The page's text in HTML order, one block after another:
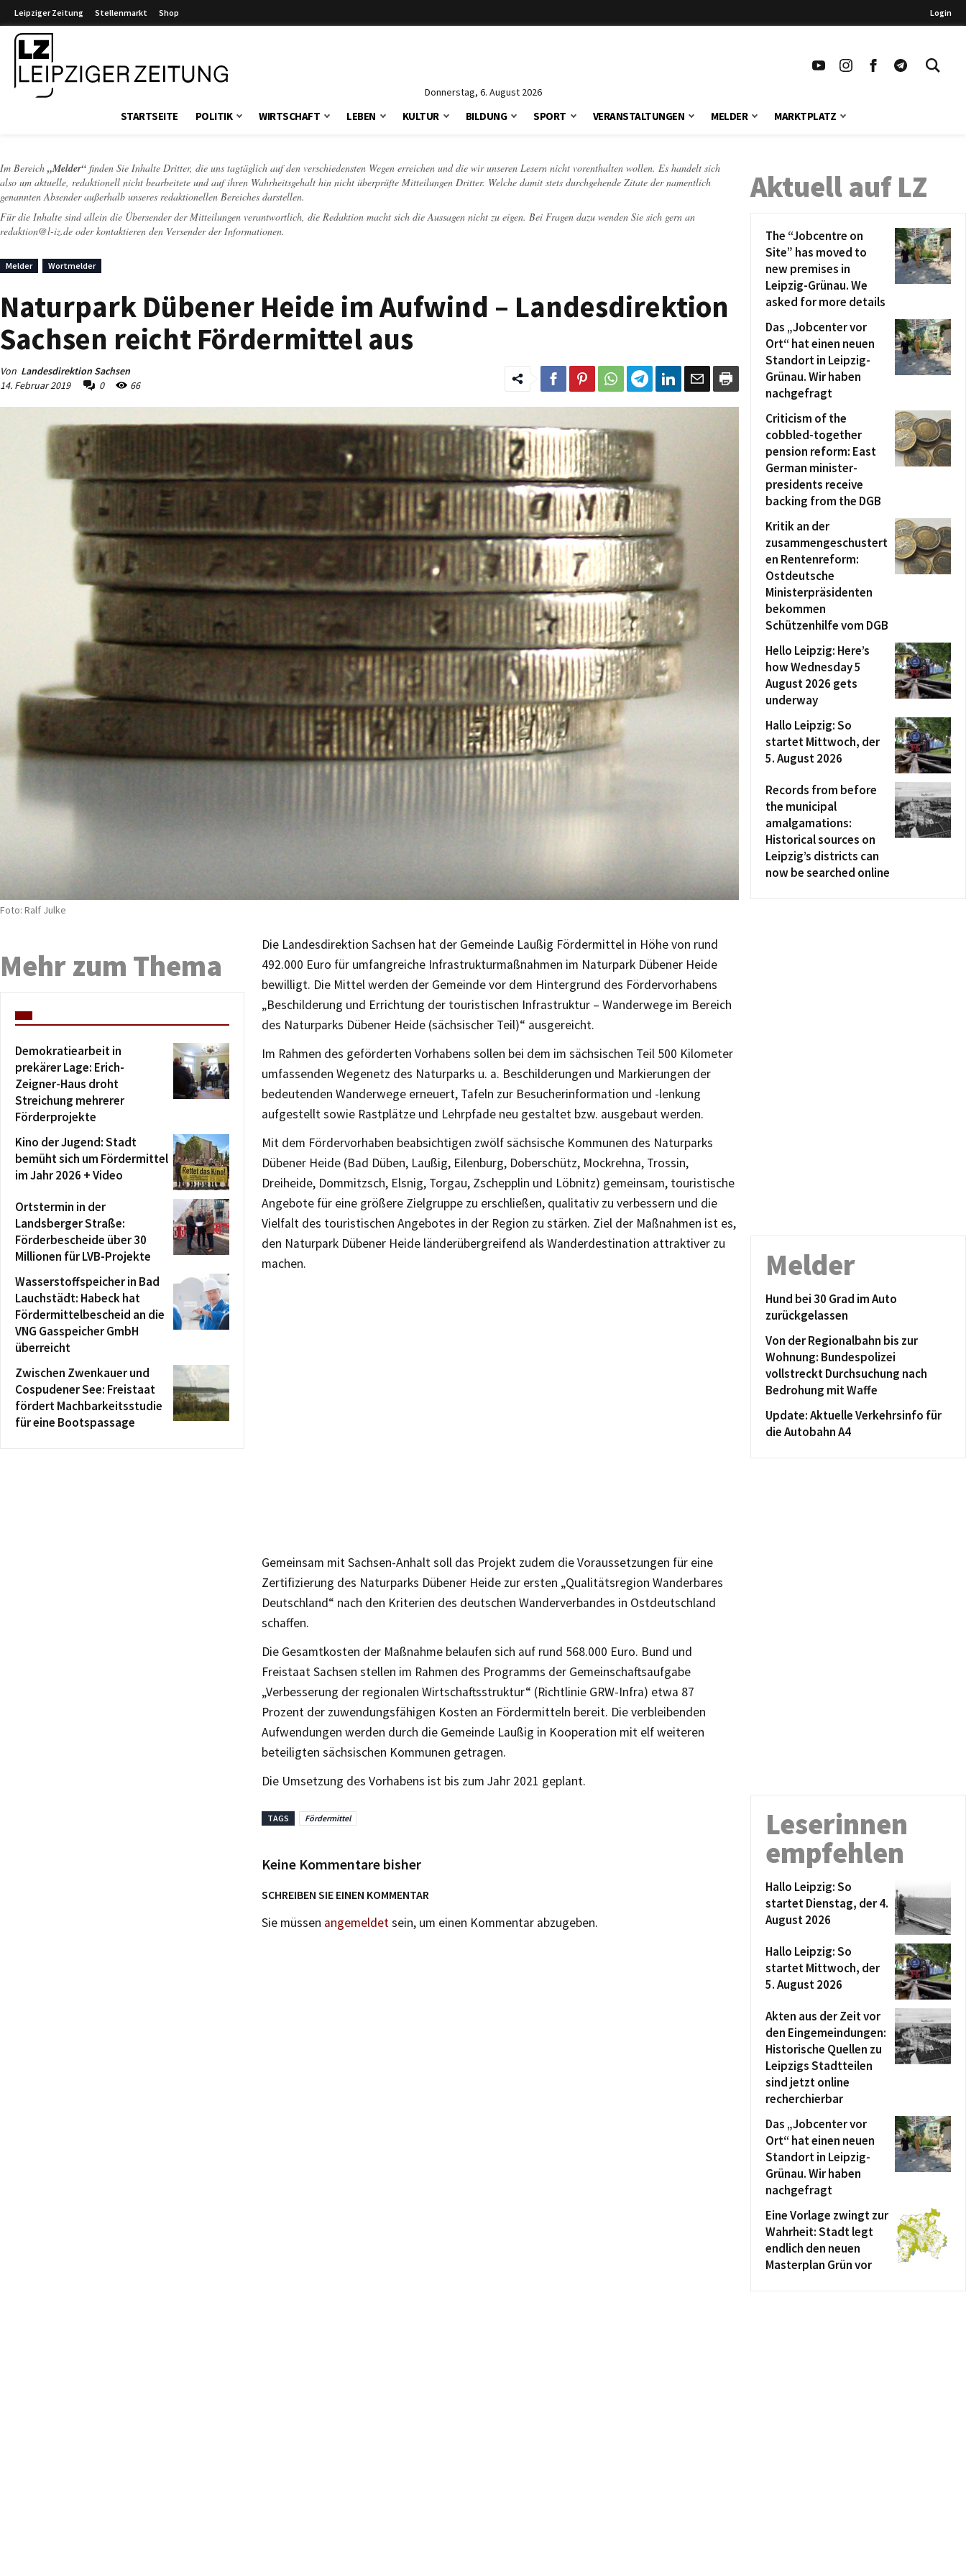
Leipziger Zeitung Stellenmarkt Shop Login
Donnerstag, 6. August 2026
STARTSEITE POLITIK WIRTSCHAFT LEBEN KULTUR BILDUNG SPORT VERANSTALTUNGEN MELDER MARKTPLATZ
Im Bereich „Melder“ finden Sie Inhalte Dritter, die uns tagtäglich auf den verschiedensten Wegen erreichen und die wir unseren Lesern nicht vorenthalten wollen. Es handelt sich
also um aktuelle, redaktionell nicht bearbeitete und auf ihren Wahrheitsgehalt hin nicht überprüfte Mitteilungen Dritter. Welche damit stets durchgehende Zitate der namentlich
genannten Absender außerhalb unseres redaktionellen Bereiches darstellen.
Für die Inhalte sind allein die Übersender der Mitteilungen verantwortlich, die Redaktion macht sich die Aussagen nicht zu eigen. Bei Fragen dazu wenden Sie sich gern an
redaktion@l-iz.de oder kontaktieren den Versender der Informationen.
Melder Wortmelder
Naturpark Dübener Heide im Aufwind – Landesdirektion
Sachsen reicht Fördermittel aus
Von Landesdirektion Sachsen
14. Februar 2019
0 66
Foto: Ralf Julke
Die Landesdirektion Sachsen hat der Gemeinde Laußig Fördermittel in Höhe von rund
492.000 Euro für umfangreiche Infrastrukturmaßnahmen im Naturpark Dübener Heide
bewilligt. Die Mittel werden der Gemeinde vor dem Hintergrund des Fördervorhabens
„Beschilderung und Errichtung der touristischen Infrastruktur – Wanderwege im Bereich
des Naturparks Dübener Heide (sächsischer Teil)“ ausgereicht.
Im Rahmen des geförderten Vorhabens sollen bei dem im sächsischen Teil 500 Kilometer
umfassenden Wegenetz des Naturparks u. a. Beschilderungen und Markierungen der
bedeutenden Wanderwege erneuert, Tafeln zur Besucherinformation und -lenkung
aufgestellt sowie Rastplätze und Lehrpfade neu gestaltet bzw. ausgebaut werden.
Mit dem Fördervorhaben beabsichtigen zwölf sächsische Kommunen des Naturparks
Dübener Heide (Bad Düben, Laußig, Eilenburg, Doberschütz, Mockrehna, Trossin,
Dreiheide, Dommitzsch, Elsnig, Torgau, Zschepplin und Löbnitz) gemeinsam, touristische
Angebote für eine größere Zielgruppe zu erschließen, qualitativ zu verbessern und die
Vielfalt des touristischen Angebotes in der Region zu stärken. Ziel der Maßnahmen ist es,
den Naturpark Dübener Heide länderübergreifend als Wanderdestination attraktiver zu
machen.
Gemeinsam mit Sachsen-Anhalt soll das Projekt zudem die Voraussetzungen für eine
Zertifizierung des Naturparks Dübener Heide zur ersten „Qualitätsregion Wanderbares
Deutschland“ nach den Kriterien des deutschen Wanderverbandes in Ostdeutschland
schaffen.
Die Gesamtkosten der Maßnahme belaufen sich auf rund 568.000 Euro. Bund und
Freistaat Sachsen stellen im Rahmen des Programms der Gemeinschaftsaufgabe
„Verbesserung der regionalen Wirtschaftsstruktur“ (Richtlinie GRW-Infra) etwa 87
Prozent der zuwendungsfähigen Kosten an Fördermitteln bereit. Die verbleibenden
Aufwendungen werden durch die Gemeinde Laußig in Kooperation mit elf weiteren
beteiligten sächsischen Kommunen getragen.
Die Umsetzung des Vorhabens ist bis zum Jahr 2021 geplant.
TAGS Fördermittel
Keine Kommentare bisher
SCHREIBEN SIE EINEN KOMMENTAR
Sie müssen angemeldetsein, um einen Kommentar abzugeben.
Mehr zum Thema
Demokratiearbeit in
prekärer Lage: Erich-
Zeigner-Haus droht
Streichung mehrerer
Förderprojekte
Kino der Jugend: Stadt
bemüht sich um Fördermittel
im Jahr 2026 + Video
Ortstermin in der
Landsberger Straße:
Förderbescheide über 30
Millionen für LVB-Projekte
Wasserstoffspeicher in Bad
Lauchstädt: Habeck hat
Fördermittelbescheid an die
VNG Gasspeicher GmbH
überreicht
Zwischen Zwenkauer und
Cospudener See: Freistaat
fördert Machbarkeitsstudie
für eine Bootspassage
Aktuell auf LZ
The “Jobcentre on
Site” has moved to
new premises in
Leipzig-Grünau. We
asked for more details
Das „Jobcenter vor
Ort“ hat einen neuen
Standort in Leipzig-
Grünau. Wir haben
nachgefragt
Criticism of the
cobbled-together
pension reform: East
German minister-
presidents receive
backing from the DGB
Kritik an der
zusammengeschustert
en Rentenreform:
Ostdeutsche
Ministerpräsidenten
bekommen
Schützenhilfe vom DGB
Hello Leipzig: Here’s
how Wednesday 5
August 2026 gets
underway
Hallo Leipzig: So
startet Mittwoch, der
5. August 2026
Records from before
the municipal
amalgamations:
Historical sources on
Leipzig’s districts can
now be searched online
Melder
Hund bei 30 Grad im Auto
zurückgelassen
Von der Regionalbahn bis zur
Wohnung: Bundespolizei
vollstreckt Durchsuchung nach
Bedrohung mit Waffe
Update: Aktuelle Verkehrsinfo für
die Autobahn A4
Leserinnen
empfehlen
Hallo Leipzig: So
startet Dienstag, der 4.
August 2026
Hallo Leipzig: So
startet Mittwoch, der
5. August 2026
Akten aus der Zeit vor
den Eingemeindungen:
Historische Quellen zu
Leipzigs Stadtteilen
sind jetzt online
recherchierbar
Das „Jobcenter vor
Ort“ hat einen neuen
Standort in Leipzig-
Grünau. Wir haben
nachgefragt
Eine Vorlage zwingt zur
Wahrheit: Stadt legt
endlich den neuen
Masterplan Grün vor